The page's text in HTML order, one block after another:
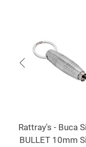
Rattray's - Buca
BULLET 10mm